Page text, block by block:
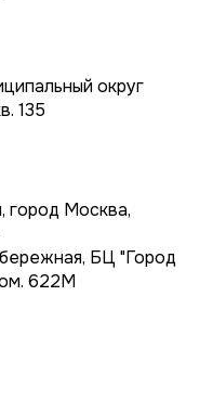
округ
135
город Москва,
БЦ "Город
622М